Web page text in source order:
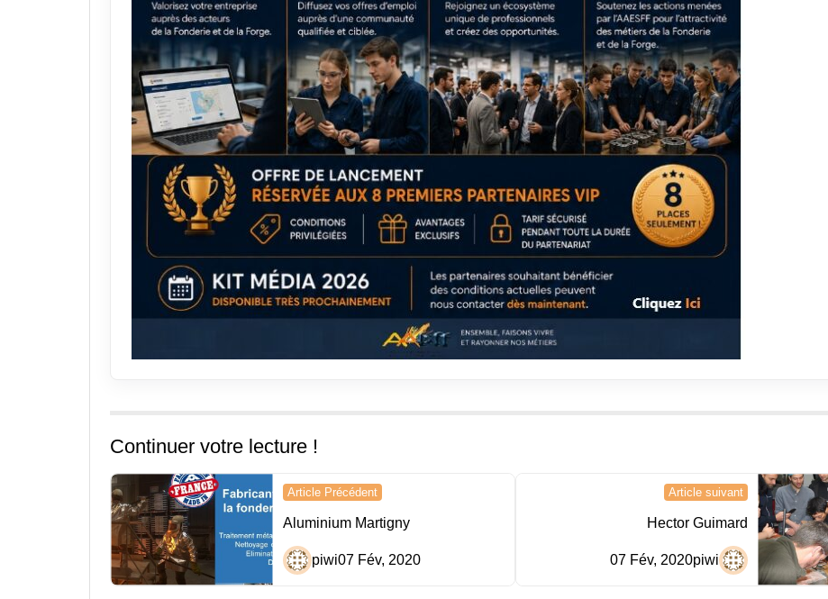
Continuer votre lecture !
Navigation
de
l’article
Article Précédent
Aluminium Martigny
piwi07 Fév, 2020
Article suivant
Hector Guimard
piwi
07 Fév, 2020